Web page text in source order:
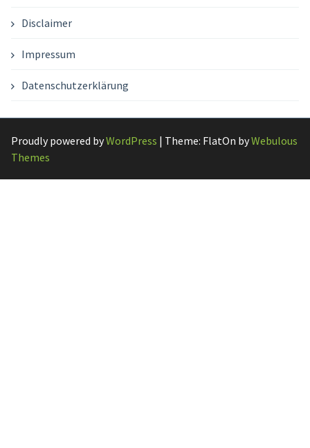
Disclaimer
Impressum
Datenschutzerklärung
Proudly powered byWordPress | Theme: FlatOn byWebulous
Themes